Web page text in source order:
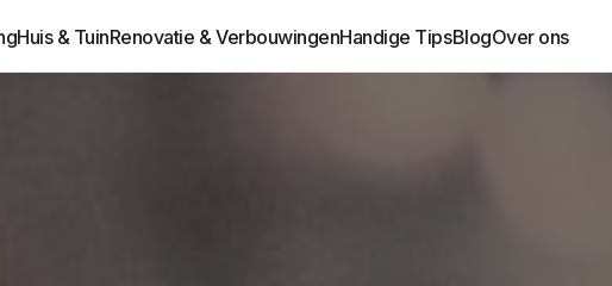
Huis & TuinRenovatie & VerbouwingenHandige TipsBlogOver ons